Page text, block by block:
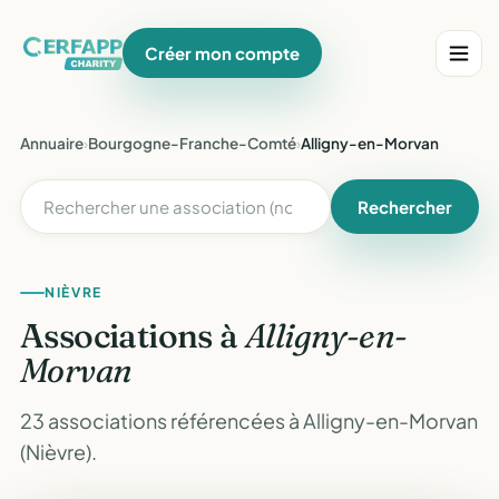
Créer mon compte
Annuaire›Bourgogne-Franche-Comté›Alligny-en-Morvan
Rechercher
NIÈVRE
Associations àAlligny-en-
Morvan
23 associations référencées à Alligny-en-Morvan
(Nièvre).